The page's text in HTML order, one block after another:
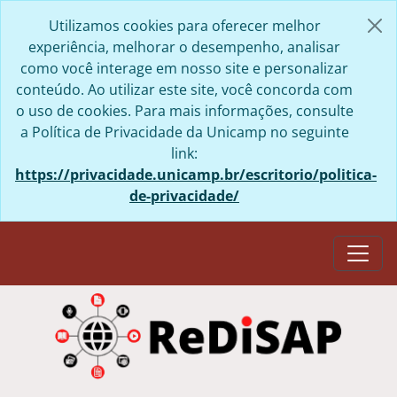
Utilizamos cookies para oferecer melhor
experiência, melhorar o desempenho, analisar
como você interage em nosso site e personalizar
conteúdo. Ao utilizar este site, você concorda com
o uso de cookies. Para mais informações, consulte
a Política de Privacidade da Unicamp no seguinte
link:
https://privacidade.unicamp.br/escritorio/politica-
de-privacidade/